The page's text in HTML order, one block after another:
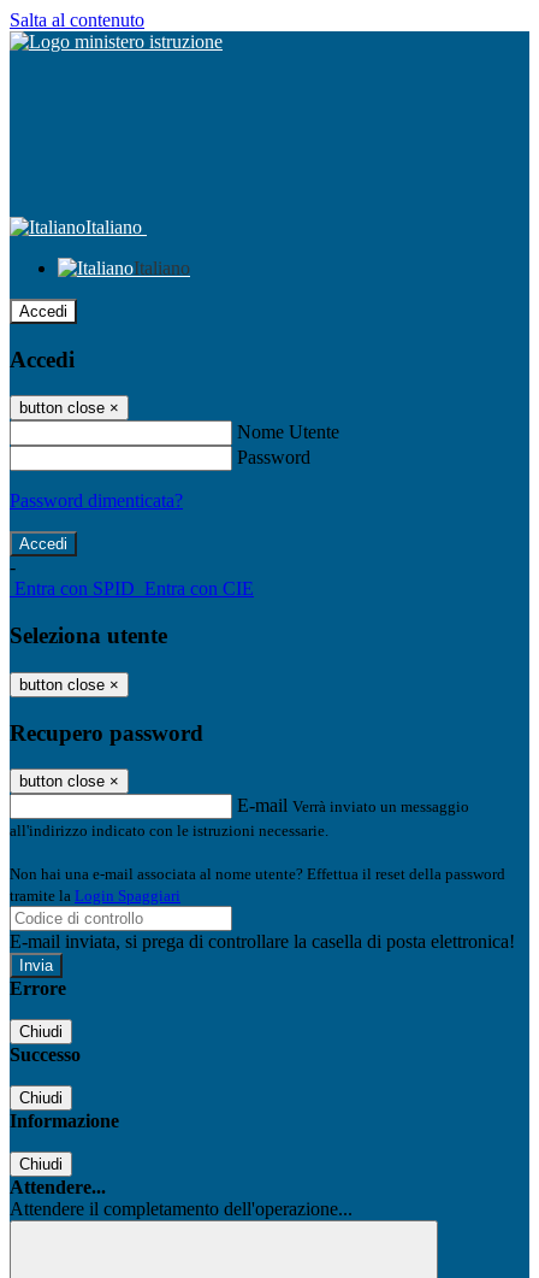
Salta al contenuto
Italiano
Italiano
Accedi
Accedi
button close ×
Nome Utente
Password
Password dimenticata?
-
Entra con SPID Entra con CIE
Seleziona utente
button close ×
Recupero password
button close ×
E-mail Verrà inviato un messaggio
all'indirizzo indicato con le istruzioni necessarie.
Non hai una e-mail associata al nome utente? Effettua il reset della password
tramite la Login Spaggiari
E-mail inviata, si prega di controllare la casella di posta elettronica!
Errore
Chiudi
Successo
Chiudi
Informazione
Chiudi
Attendere...
Attendere il completamento dell'operazione...